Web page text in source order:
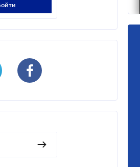
войти